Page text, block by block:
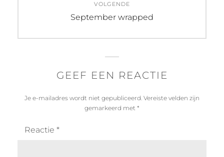
VOLGENDE
Volgend
September wrapped
GEEF EEN REACTIE
Je e-mailadres wordt niet gepubliceerd. Vereiste velden zijn
gemarkeerd met *
Reactie *